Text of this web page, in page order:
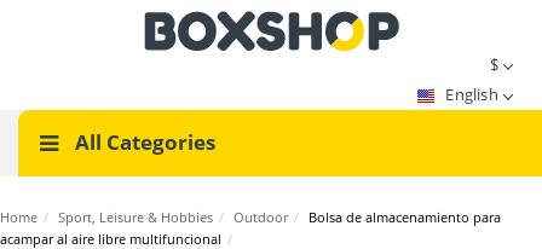
$
English
All Categories
Home / Sport, Leisure & Hobbies / Outdoor / Bolsa de almacenamiento para
acampar al aire libre multifuncional /